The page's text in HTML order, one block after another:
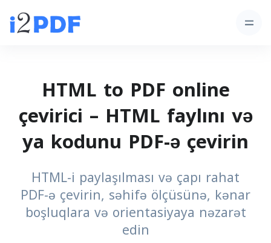
HTML to PDF online
çevirici – HTML faylını və
ya kodunu PDF-ə çevirin
HTML-i paylaşılması və çapı rahat
PDF-ə çevirin, səhifə ölçüsünə, kənar
boşluqlara və orientasiyaya nəzarət
edin